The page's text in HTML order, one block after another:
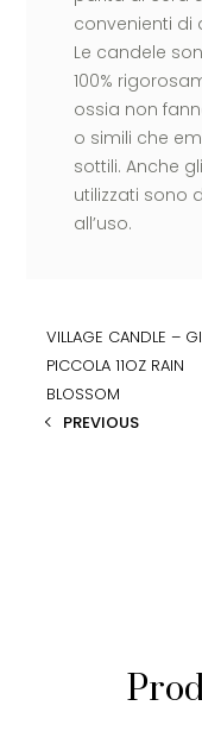
convenienti di
Le candele
100%
ossia non
o simili che
sottili. Anche
utilizzati sono
all’uso.
VILLAGE CANDLE –
PICCOLA 11OZ RAIN
BLOSSOM
PREVIOUS